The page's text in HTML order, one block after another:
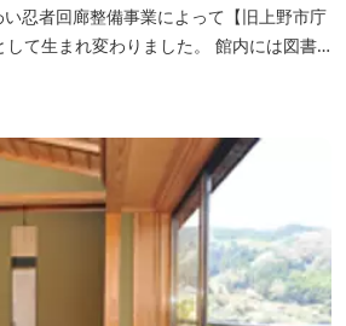
忍者回廊整備事業によって【旧上野市庁
して生まれ変わりました。 館内には図書
ほか、観光案内所「伊賀市観光インフォ
賀の逸品を取り揃えた「伊賀百貨
れています。